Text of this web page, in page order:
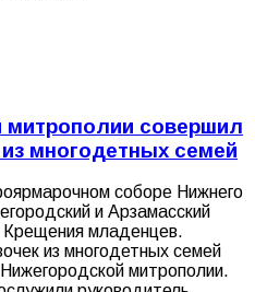
митрополии совершил
многодетных семей
соборе Нижнего
и Арзамасский
Крещения младенцев.
из многодетных семей
митрополии.